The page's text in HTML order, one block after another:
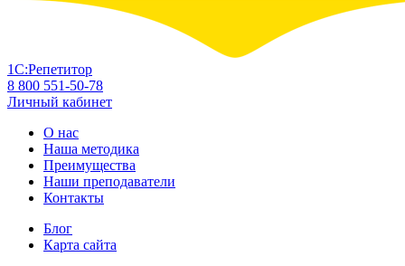
1С:Репетитор
8 800 551-50-78
Личный кабинет
О нас
Наша методика
Преимущества
Наши преподаватели
Контакты
Блог
Карта сайта